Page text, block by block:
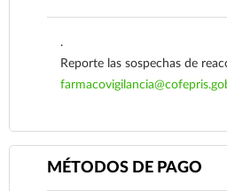
.
Reporte las sospechas de
MÉTODOS DE PAGO